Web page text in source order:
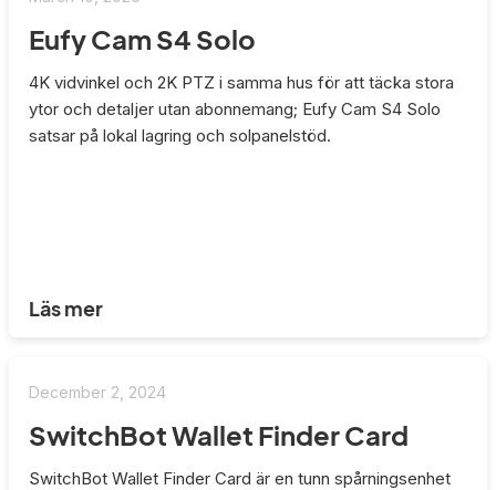
Eufy Cam S4 Solo
4K vidvinkel och 2K PTZ i samma hus för att täcka stora
ytor och detaljer utan abonnemang; Eufy Cam S4 Solo
satsar på lokal lagring och solpanelstöd.
Läs mer
December 2, 2024
SwitchBot Wallet Finder Card
SwitchBot Wallet Finder Card är en tunn spårningsenhet